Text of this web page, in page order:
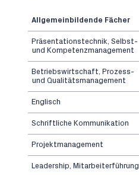
Allgemeinbildende Fächer
Präsentationstechnik, Selbst-
und Kompetenzmanagement
Betriebswirtschaft, Prozess-
und Qualitätsmanagement
Englisch
Schriftliche Kommunikation
Projektmanagement
Leadership, Mitarbeiterführung